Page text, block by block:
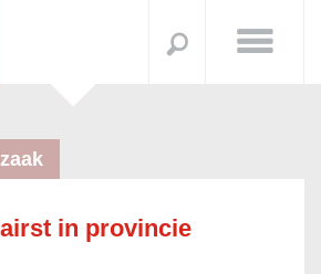
in provincie